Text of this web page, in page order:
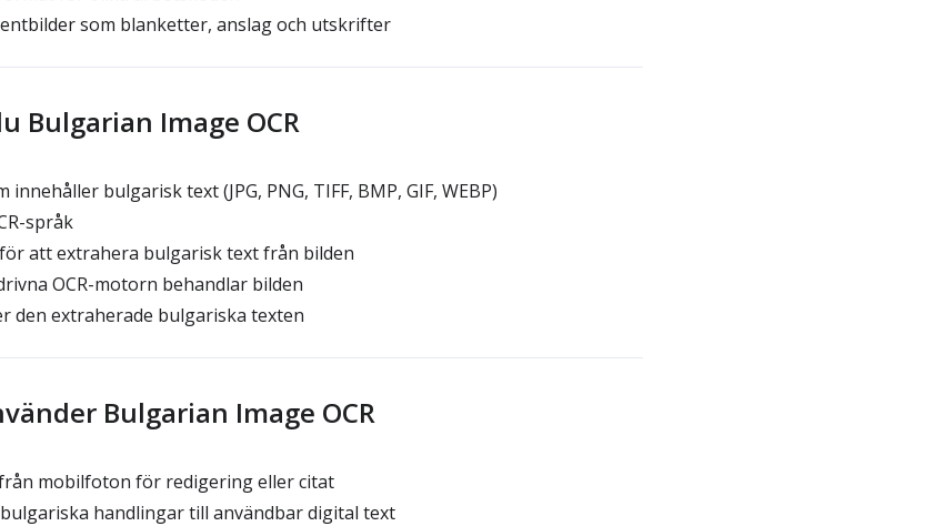
som blanketter, anslag och utskrifter
Bulgarian Image OCR
innehåller bulgarisk text (JPG, PNG, TIFF, BMP, GIF, WEBP)
språk
för att extrahera bulgarisk text från bilden
OCR-motorn behandlar bilden
den extraherade bulgariska texten
Bulgarian Image OCR
mobilfoton för redigering eller citat
handlingar till användbar digital text